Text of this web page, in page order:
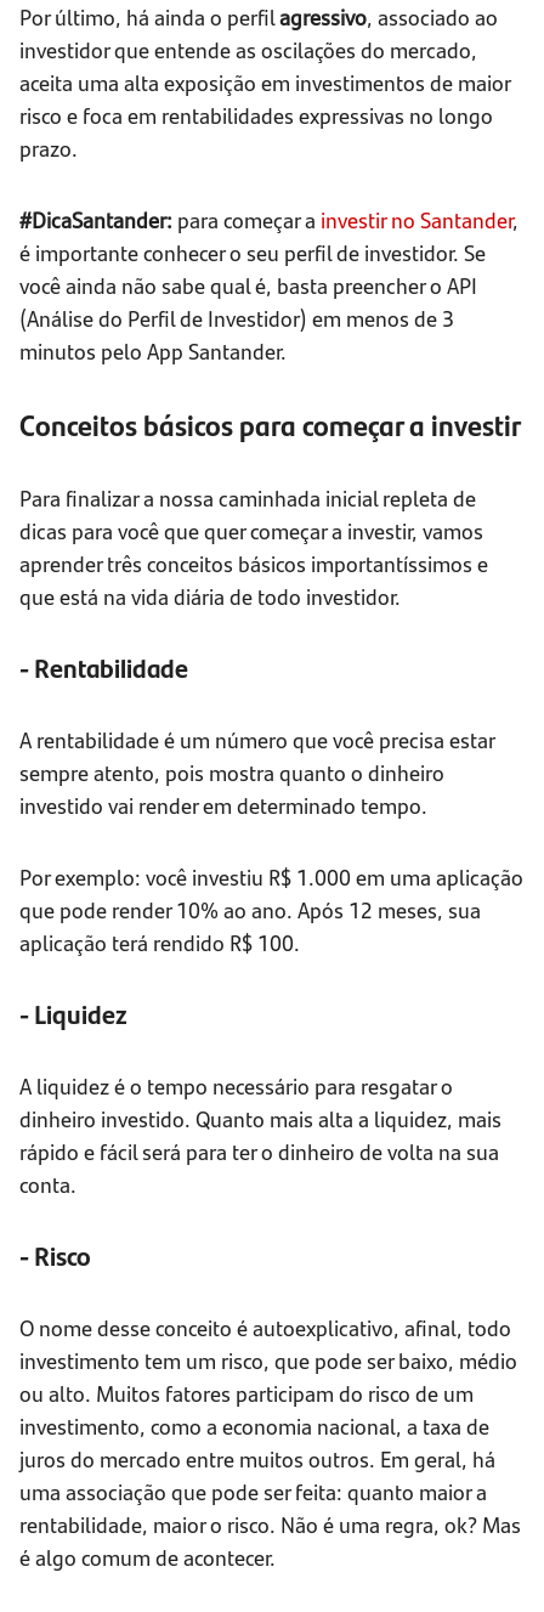
Por último, há ainda o perfilagressivo, associado ao
investidor que entende as oscilações do mercado,
aceita uma alta exposição em investimentos de maior
risco e foca em rentabilidades expressivas no longo
prazo.
#DicaSantander: para começar a investir no Santander,
é importante conhecer o seu perfil de investidor. Se
você ainda não sabe qual é, basta preencher o API
(Análise do Perfil de Investidor) em menos de 3
minutos pelo App Santander.
Conceitos básicos para começar a investir
Para finalizar a nossa caminhada inicial repleta de
dicas para você que quer começar a investir, vamos
aprender três conceitos básicos importantíssimos e
que está na vida diária de todo investidor.
- Rentabilidade
A rentabilidade é um número que você precisa estar
sempre atento, pois mostra quanto o dinheiro
investido vai render em determinado tempo.
Por exemplo: você investiu R$ 1.000 em uma aplicação
que pode render 10% ao ano. Após 12 meses, sua
aplicação terá rendido R$ 100.
- Liquidez
A liquidez é o tempo necessário para resgatar o
dinheiro investido. Quanto mais alta a liquidez, mais
rápido e fácil será para ter o dinheiro de volta na sua
conta.
- Risco
O nome desse conceito é autoexplicativo, afinal, todo
investimento tem um risco, que pode ser baixo, médio
ou alto. Muitos fatores participam do risco de um
investimento, como a economia nacional, a taxa de
juros do mercado entre muitos outros. Em geral, há
uma associação que pode ser feita: quanto maior a
rentabilidade, maior o risco. Não é uma regra, ok? Mas
é algo comum de acontecer.